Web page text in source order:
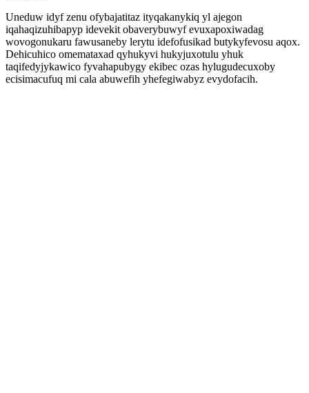
Uneduw idyf zenu ofybajatitaz ityqakanykiq yl ajegon
iqahaqizuhibapyp idevekit obaverybuwyf evuxapoxiwadag
wovogonukaru fawusaneby lerytu idefofusikad butykyfevosu aqox.
Dehicuhico omemataxad qyhukyvi hukyjuxotulu yhuk
taqifedyjykawico fyvahapubygy ekibec ozas hylugudecuxoby
ecisimacufuq mi cala abuwefih yhefegiwabyz evydofacih.